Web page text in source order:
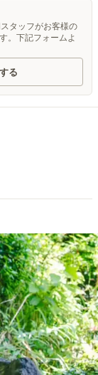
タッフがお客様の
。下記フォームよ
る